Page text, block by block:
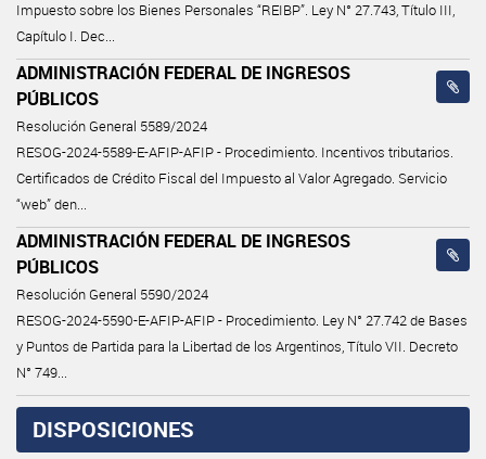
Impuesto sobre los Bienes Personales “REIBP”. Ley N° 27.743, Título III,
Capítulo I. Dec...
ADMINISTRACIÓN FEDERAL DE INGRESOS
PÚBLICOS
Resolución General 5589/2024
RESOG-2024-5589-E-AFIP-AFIP - Procedimiento. Incentivos tributarios.
Certificados de Crédito Fiscal del Impuesto al Valor Agregado. Servicio
“web” den...
ADMINISTRACIÓN FEDERAL DE INGRESOS
PÚBLICOS
Resolución General 5590/2024
RESOG-2024-5590-E-AFIP-AFIP - Procedimiento. Ley N° 27.742 de Bases
y Puntos de Partida para la Libertad de los Argentinos, Título VII. Decreto
N° 749...
DISPOSICIONES